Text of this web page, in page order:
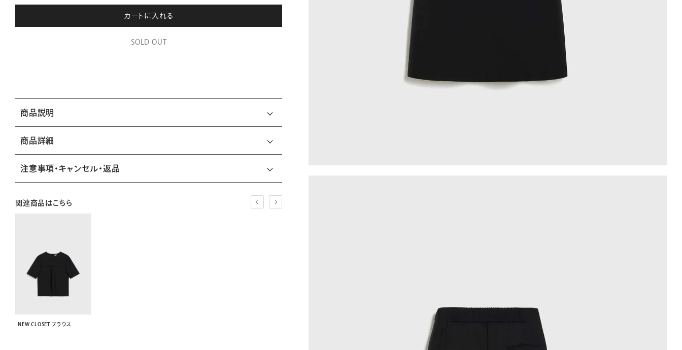
カートに入れる
SOLD OUT
商品説明
商品詳細
注意事項・キャンセル・返品
関連商品はこちら
NEW CLOSET ブラウス